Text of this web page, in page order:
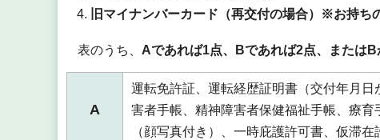
旧マイナンバーカード（再交付の場合）※お持ち
表のうち、 Aであれば1点、Bであれば2点、または
A
運転免許証、運転経歴証明書（交付年月
害者手帳、精神障害者保健福祉手帳、療
（顔写真付き）、一時庇護許可書、仮滞